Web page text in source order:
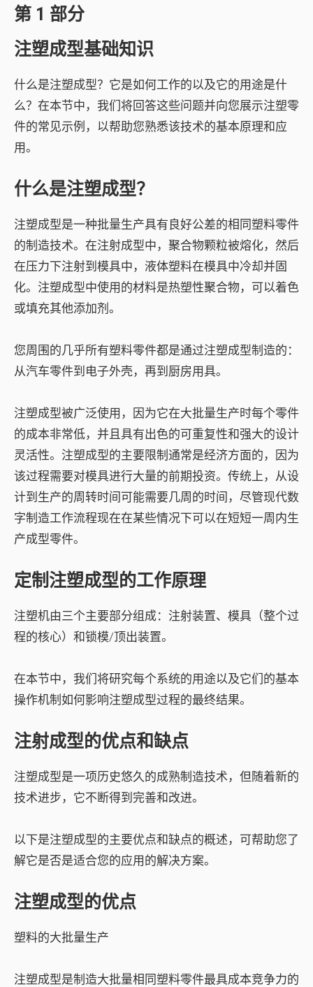
第 1 部分
注塑成型基础知识
什么是注塑成型？它是如何工作的以及它的用途是什
么？在本节中，我们将回答这些问题并向您展示注塑零
件的常见示例，以帮助您熟悉该技术的基本原理和应
用。
什么是注塑成型？
注塑成型是一种批量生产具有良好公差的相同塑料零件
的制造技术。在注射成型中，聚合物颗粒被熔化，然后
在压力下注射到模具中，液体塑料在模具中冷却并固
化。注塑成型中使用的材料是热塑性聚合物，可以着色
或填充其他添加剂。
您周围的几乎所有塑料零件都是通过注塑成型制造的：
从汽车零件到电子外壳，再到厨房用具。
注塑成型被广泛使用，因为它在大批量生产时每个零件
的成本非常低，并且具有出色的可重复性和强大的设计
灵活性。注塑成型的主要限制通常是经济方面的，因为
该过程需要对模具进行大量的前期投资。传统上，从设
计到生产的周转时间可能需要几周的时间，尽管现代数
字制造工作流程现在在某些情况下可以在短短一周内生
产成型零件。
定制注塑成型的工作原理
注塑机由三个主要部分组成：注射装置、模具（整个过
程的核心）和锁模/顶出装置。
在本节中，我们将研究每个系统的用途以及它们的基本
操作机制如何影响注塑成型过程的最终结果。
注射成型的优点和缺点
注塑成型是一项历史悠久的成熟制造技术，但随着新的
技术进步，它不断得到完善和改进。
以下是注塑成型的主要优点和缺点的概述，可帮助您了
解它是否是适合您的应用的解决方案。
注塑成型的优点
塑料的大批量生产
注塑成型是制造大批量相同塑料零件最具成本竞争力的